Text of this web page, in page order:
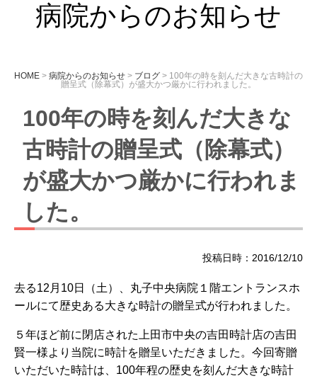
病院からのお知らせ
HOME > 病院からのお知らせ > ブログ > 100年の時を刻んだ大きな古時計の
贈呈式（除幕式）が盛大かつ厳かに行われました。
100年の時を刻んだ大きな
古時計の贈呈式（除幕式）
が盛大かつ厳かに行われま
した。
投稿日時：2016/12/10
去る12月10日（土）、丸子中央病院１階エントランスホ
ールにて歴史ある大きな時計の贈呈式が行われました。
５年ほど前に閉店された上田市中央の吉田時計店の吉田
賢一様より当院に時計を贈呈いただきました。今回寄贈
いただいた時計は、100年程の歴史を刻んだ大きな時計